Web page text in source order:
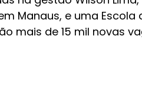
Manaus, e uma Escola
mais de 15 mil novas